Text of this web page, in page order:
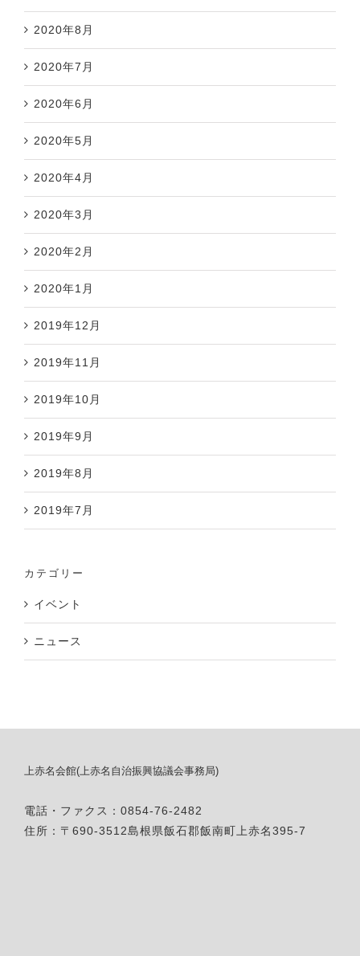
2020年8月
2020年7月
2020年6月
2020年5月
2020年4月
2020年3月
2020年2月
2020年1月
2019年12月
2019年11月
2019年10月
2019年9月
2019年8月
2019年7月
カテゴリー
イベント
ニュース
上赤名会館(上赤名自治振興協議会事務局)
電話・ファクス：0854-76-2482
住所：〒690-3512島根県飯石郡飯南町上赤名395-7